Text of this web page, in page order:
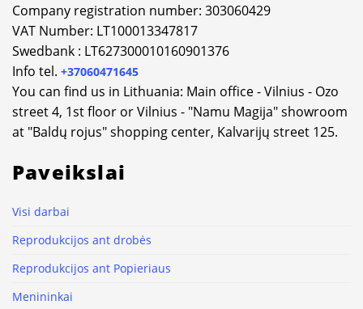
Company registration number: 303060429
VAT Number: LT100013347817
Swedbank : LT627300010160901376
Info tel. +37060471645
You can find us in Lithuania: Main office - Vilnius - Ozo
street 4, 1st floor or Vilnius - "Namu Magija" showroom
at "Baldų rojus" shopping center, Kalvarijų street 125.
Paveikslai
Visi darbai
Reprodukcijos ant drobės
Reprodukcijos ant Popieriaus
Menininkai